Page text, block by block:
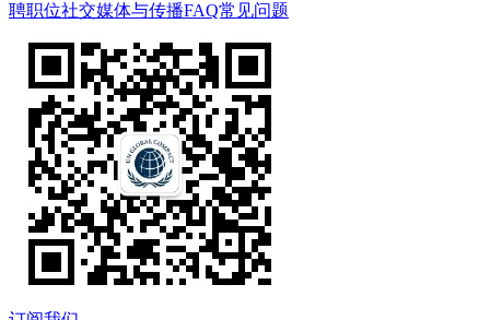
聘职位社交媒体与传播FAQ常见问题